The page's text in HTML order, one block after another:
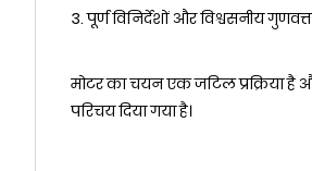
3. पूर्ण विनिर्देशों और विश्वसनीय
मोटर का चयन एक जटिल प्रक्रिया है
परिचय दिया गया है।